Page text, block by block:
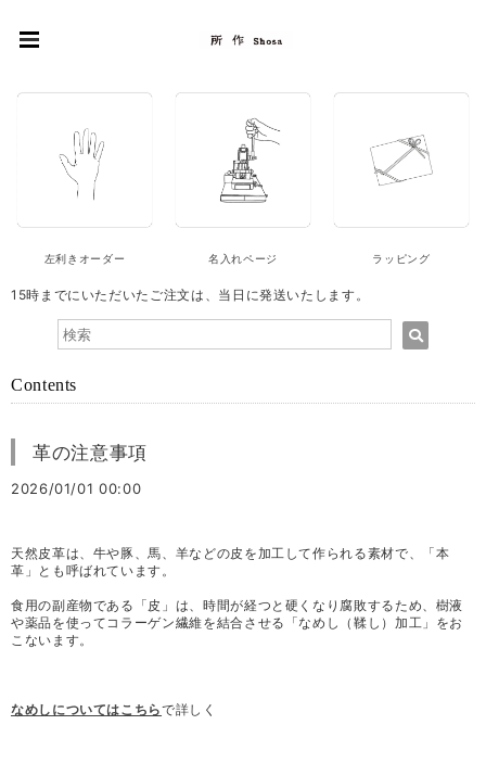
左利きオーダー 名入れページ ラッピング
15時までにいただいたご注文は、当日に発送いたします。
Contents
革の注意事項
2026/01/01 00:00
天然皮革は、牛や豚、馬、羊などの皮を加工して作られる素材で、「本
革」とも呼ばれています。
食用の副産物である「皮」は、時間が経つと硬くなり腐敗するため、樹液
や薬品を使ってコラーゲン繊維を結合させる「なめし（鞣し）加工」をお
こないます。
なめしについてはこちらで詳しく